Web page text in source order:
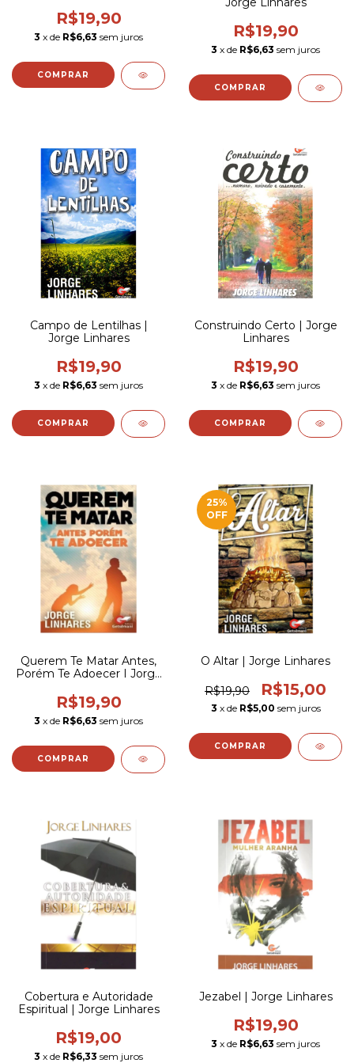
R$19,90
3 x de R$6,63 sem juros R$19,90
3 x de R$6,63 sem juros
Campo de Lentilhas |
Jorge Linhares
R$19,90
3 x de R$6,63 sem juros
Construindo Certo | Jorge
Linhares
R$19,90
3 x de R$6,63 sem juros
Querem Te Matar Antes,
Porém Te Adoecer I Jorge
R$19,90
3 x de R$6,63 sem juros
25%
OFF
O Altar | Jorge Linhares
R$19,90 R$15,00
3 x de R$5,00 sem juros
Cobertura e Autoridade
Espiritual | Jorge Linhares
R$19,00
3 x de R$6,33 sem juros
Jezabel | Jorge Linhares
R$19,90
3 x de R$6,63 sem juros